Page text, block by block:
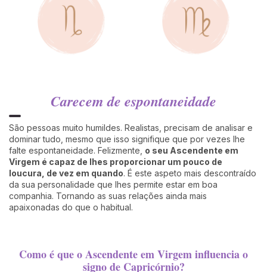
Carecem de espontaneidade
São pessoas muito humildes. Realistas, precisam de analisar e
dominar tudo, mesmo que isso signifique que por vezes lhe
falte espontaneidade. Felizmente, o seu Ascendente em
Virgem é capaz de lhes proporcionar um pouco de
loucura, de vez em quando. É este aspeto mais descontraído
da sua personalidade que lhes permite estar em boa
companhia. Tornando as suas relações ainda mais
apaixonadas do que o habitual.
Como é que o Ascendente em Virgem influencia o
signo de Capricórnio?